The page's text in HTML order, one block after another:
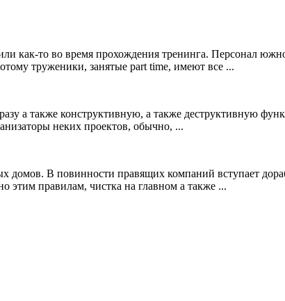
как-то во время прохождения тренинга. Персонал
труженики, занятые part time, имеют все ...
а также конструктивную, а также деструктивную
неких проектов, обычно, ...
домов. В повинности правящих компаний вступает
этим правилам, чистка на главном а также ...